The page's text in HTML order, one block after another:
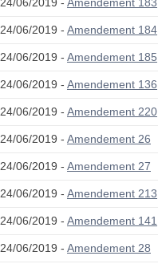
24/06/2019 - Amendement 184
24/06/2019 - Amendement 185
24/06/2019 - Amendement 136
24/06/2019 - Amendement 220
24/06/2019 - Amendement 26
24/06/2019 - Amendement 27
24/06/2019 - Amendement 213
24/06/2019 - Amendement 141
24/06/2019 - Amendement 28